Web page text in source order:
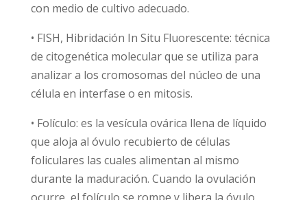
con medio de cultivo adecuado.
• FISH, Hibridación In Situ Fluorescente: técnica
de citogenética molecular que se utiliza para
analizar a los cromosomas del núcleo de una
célula en interfase o en mitosis.
• Folículo: es la vesícula ovárica llena de líquido
que aloja al óvulo recubierto de células
foliculares las cuales alimentan al mismo
durante la maduración. Cuando la ovulación